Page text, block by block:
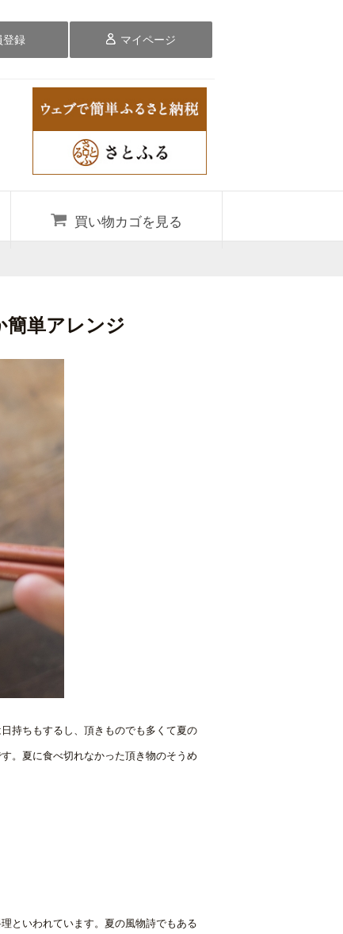
登録 マイページ
買い物カゴを見る
簡単アレンジ
持ちもするし、頂きものでも多くて夏の
。夏に食べ切れなかった頂き物のそうめ
といわれています。夏の風物詩でもある